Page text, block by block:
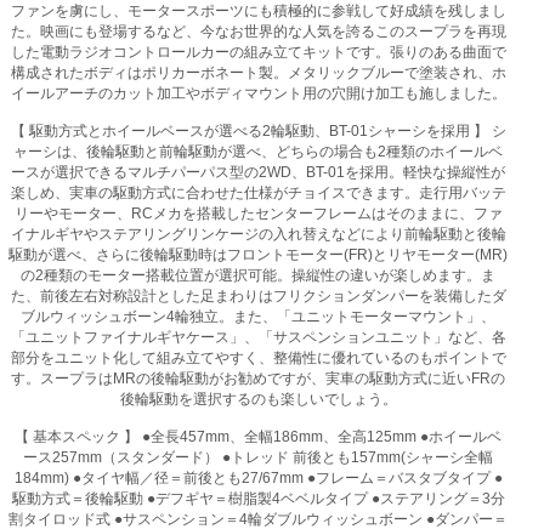
ファンを虜にし、モータースポーツにも積極的に参戦して好成績を残しまし
た。映画にも登場するなど、今なお世界的な人気を誇るこのスープラを再現
した電動ラジオコントロールカーの組み立てキットです。張りのある曲面で
構成されたボディはポリカーボネート製。メタリックブルーで塗装され、ホ
イールアーチのカット加工やボディマウント用の穴開け加工も施しました。
【 駆動方式とホイールベースが選べる2輪駆動、BT-01シャーシを採用 】 シ
ャーシは、後輪駆動と前輪駆動が選べ、どちらの場合も2種類のホイールベ
ースが選択できるマルチパーパス型の2WD、BT-01を採用。軽快な操縦性が
楽しめ、実車の駆動方式に合わせた仕様がチョイスできます。走行用バッテ
リーやモーター、RCメカを搭載したセンターフレームはそのままに、ファ
イナルギヤやステアリングリンケージの入れ替えなどにより前輪駆動と後輪
駆動が選べ、さらに後輪駆動時はフロントモーター(FR)とリヤモーター(MR)
の2種類のモーター搭載位置が選択可能。操縦性の違いが楽しめます。ま
た、前後左右対称設計とした足まわりはフリクションダンパーを装備したダ
ブルウィッシュボーン4輪独立。また、「ユニットモーターマウント」、
「ユニットファイナルギヤケース」、「サスペンションユニット」など、各
部分をユニット化して組み立てやすく、整備性に優れているのもポイントで
す。スープラはMRの後輪駆動がお勧めですが、実車の駆動方式に近いFRの
後輪駆動を選択するのも楽しいでしょう。
【 基本スペック 】 ●全長457mm、全幅186mm、全高125mm ●ホイールベ
ース257mm（スタンダード） ●トレッド 前後とも157mm(シャーシ全幅
184mm) ●タイヤ幅／径＝前後とも27/67mm ●フレーム＝バスタブタイプ ●
駆動方式＝後輪駆動 ●デフギヤ＝樹脂製4ベベルタイプ ●ステアリング＝3分
割タイロッド式 ●サスペンション＝4輪ダブルウィッシュボーン ●ダンパー＝